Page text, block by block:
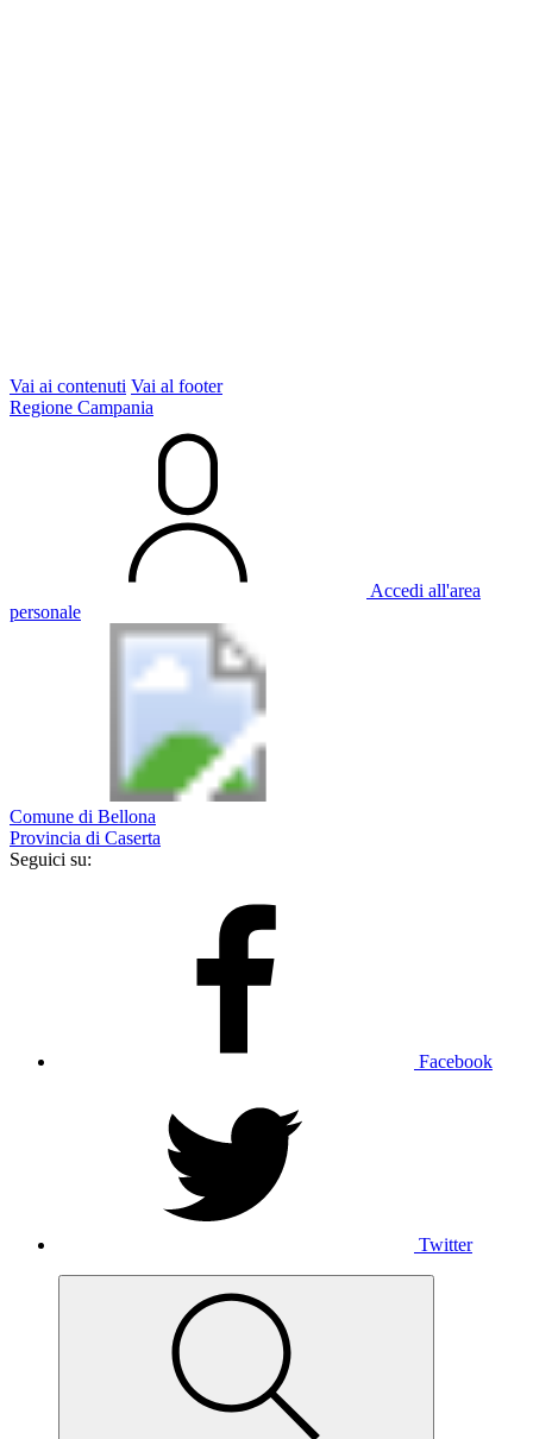
Vai ai contenuti Vai al footer
Regione Campania
Accedi all'area
personale
Comune di Bellona
Provincia di Caserta
Seguici su:
Facebook
Twitter